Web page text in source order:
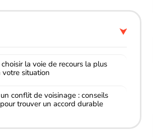
la voie de recours la plus
votre situation
conflit de voisinage : conseils
trouver un accord durable